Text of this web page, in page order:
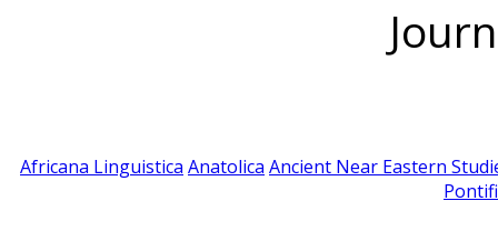
Africana Linguistica Anatolica Ancient Near Eastern